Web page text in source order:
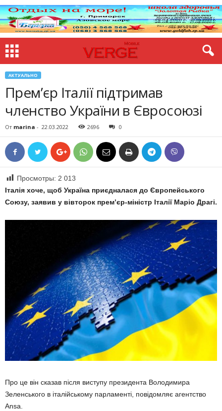
АКТУАЛЬНО
Прем’єр Італії підтримав
членство України в Євросоюзі
От marina - 22.03.2022 2696 0
Просмотры: 2 013
Італія хоче, щоб Україна приєдналася до Європейського
Союзу, заявив у вівторок прем’єр-міністр Італії Маріо Драгі.
Про це він сказав після виступу президента Володимира
Зеленського в італійському парламенті, повідомляє агентство
Ansa.